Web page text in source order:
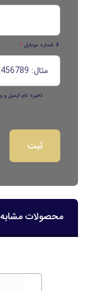
📱 شماره موبایل *
ذخیره نام، ایمیل
محصولات مشابه